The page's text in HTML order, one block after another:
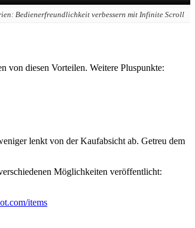
Bedienerfreundlichkeit verbessern mit Infinite Scroll
von diesen Vorteilen. Weitere Pluspunkte:
lenkt von der Kaufabsicht ab. Getreu dem
Möglichkeiten veröffentlicht:
items